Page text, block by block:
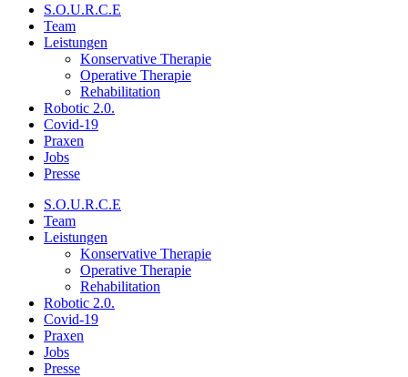
S.O.U.R.C.E
Team
Leistungen
Konservative Therapie
Operative Therapie
Rehabilitation
Robotic 2.0.
Covid-19
Praxen
Jobs
Presse
S.O.U.R.C.E
Team
Leistungen
Konservative Therapie
Operative Therapie
Rehabilitation
Robotic 2.0.
Covid-19
Praxen
Jobs
Presse